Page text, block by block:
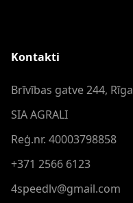
Kontakti
Brīvības gatve 244, Rīga
SIA AGRALI
Reģ.nr. 40003798858
+371 2566 6123
4speedlv@gmail.com